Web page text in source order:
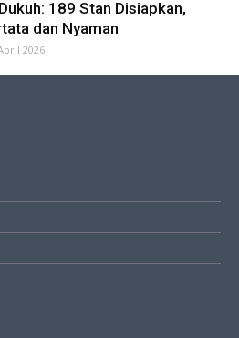
189 Stan Disiapkan,
dan Nyaman
2026